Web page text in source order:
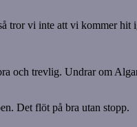
tror vi inte att vi kommer hit
och trevlig. Undrar om
Det flöt på bra utan stopp.